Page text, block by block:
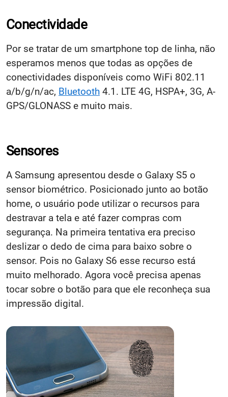
Conectividade
Por se tratar de um smartphone top de linha, não
esperamos menos que todas as opções de
conectividades disponíveis como WiFi 802.11
a/b/g/n/ac, Bluetooth 4.1. LTE 4G, HSPA+, 3G, A-
GPS/GLONASS e muito mais.
Sensores
A Samsung apresentou desde o Galaxy S5 o
sensor biométrico. Posicionado junto ao botão
home, o usuário pode utilizar o recursos para
destravar a tela e até fazer compras com
segurança. Na primeira tentativa era preciso
deslizar o dedo de cima para baixo sobre o
sensor. Pois no Galaxy S6 esse recurso está
muito melhorado. Agora você precisa apenas
tocar sobre o botão para que ele reconheça sua
impressão digital.